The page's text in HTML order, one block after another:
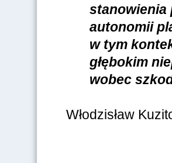
stanowienia
autonomii
w tym
głębokim
wobec
Włodzisław